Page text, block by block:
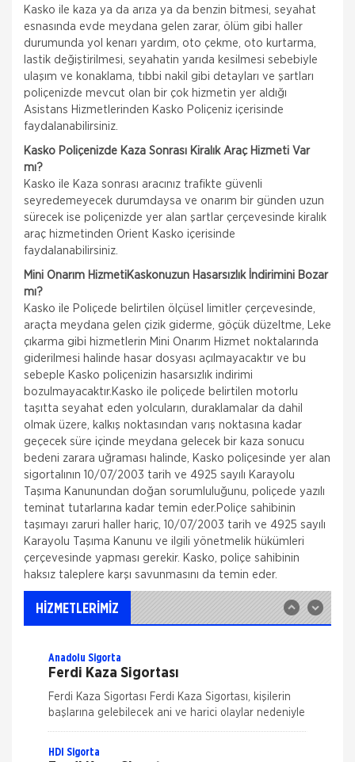
Kasko ile kaza ya da arıza ya da benzin bitmesi, seyahat
esnasında evde meydana gelen zarar, ölüm gibi haller
durumunda yol kenarı yardım, oto çekme, oto kurtarma,
lastik değiştirilmesi, seyahatin yarıda kesilmesi sebebiyle
ulaşım ve konaklama, tıbbi nakil gibi detayları ve şartları
poliçenizde mevcut olan bir çok hizmetin yer aldığı
Asistans Hizmetlerinden Kasko Poliçeniz içerisinde
faydalanabilirsiniz.
Kasko Poliçenizde Kaza Sonrası Kiralık Araç Hizmeti Var
mı?
Kasko ile Kaza sonrası aracınız trafikte güvenli
seyredemeyecek durumdaysa ve onarım bir günden uzun
sürecek ise poliçenizde yer alan şartlar çerçevesinde kiralık
araç hizmetinden Orient Kasko içerisinde
faydalanabilirsiniz.
Mini Onarım HizmetiKaskonuzun Hasarsızlık İndirimini Bozar
mı?
Kasko ile Poliçede belirtilen ölçüsel limitler çerçevesinde,
araçta meydana gelen çizik giderme, göçük düzeltme, Leke
çıkarma gibi hizmetlerin Mini Onarım Hizmet noktalarında
giderilmesi halinde hasar dosyası açılmayacaktır ve bu
sebeple Kasko poliçenizin hasarsızlık indirimi
bozulmayacaktır.Kasko ile poliçede belirtilen motorlu
taşıtta seyahat eden yolcuların, duraklamalar da dahil
olmak üzere, kalkış noktasından varış noktasına kadar
geçecek süre içinde meydana gelecek bir kaza sonucu
bedeni zarara uğraması halinde, Kasko poliçesinde yer alan
sigortalının 10/07/2003 tarih ve 4925 sayılı Karayolu
Taşıma Kanunundan doğan sorumluluğunu, poliçede yazılı
teminat tutarlarına kadar temin eder.Poliçe sahibinin
taşımayı zaruri haller hariç, 10/07/2003 tarih ve 4925 sayılı
Karayolu Taşıma Kanunu ve ilgili yönetmelik hükümleri
çerçevesinde yapması gerekir. Kasko, poliçe sahibinin
haksız taleplere karşı savunmasını da temin eder.
HİZMETLERİMİZ
Allianz Sigorta
Zorunlu Deprem Sigortası
Zorunlu bir sigorta olan DASK ile binalardaki,
deprem ve deprem nedeni ile oluşabilecek maddi
zararlar güvence altına alınır. Zorunlu Deprem
Sigortası ile; Depremin Deprem sonucu
Allianz Sigorta
İş Yeri Sigortası
Allianz ile işyerinizde güven içinde çalışın!
Anadolu Sigorta
Ferdi Kaza Sigortası
Ferdi Kaza Sigortası Ferdi Kaza Sigortası, kişilerin
başlarına gelebilecek ani ve harici olaylar nedeniyle
uğrayabilecekleri bedensel zararları teminat altına
HDI Sigorta